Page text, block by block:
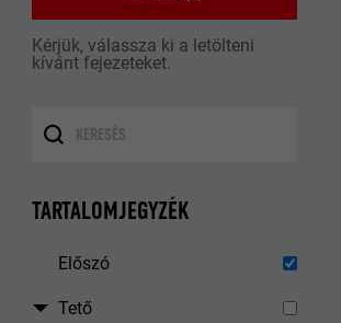
Kérjük, válassza ki a letölteni
kívánt fejezeteket.
TARTALOMJEGYZÉK
Előszó
Tető